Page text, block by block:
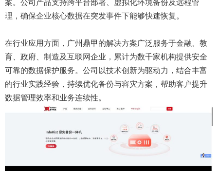
案。公司产品支持跨平台部署、虚拟化环境备份及远程管
理，确保企业核心数据在突发事件下能够快速恢复。
在行业应用方面，广州鼎甲的解决方案广泛服务于金融、教
育、政府、制造及互联网企业，累计为数千家机构提供安全
可靠的数据保护服务。公司以技术创新为驱动力，结合丰富
的行业实践经验，持续优化备份与容灾方案，帮助客户提升
数据管理效率和业务连续性。